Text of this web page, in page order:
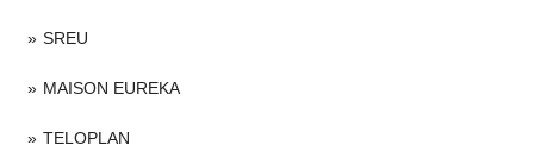
SREU
MAISON EUREKA
TELOPLAN